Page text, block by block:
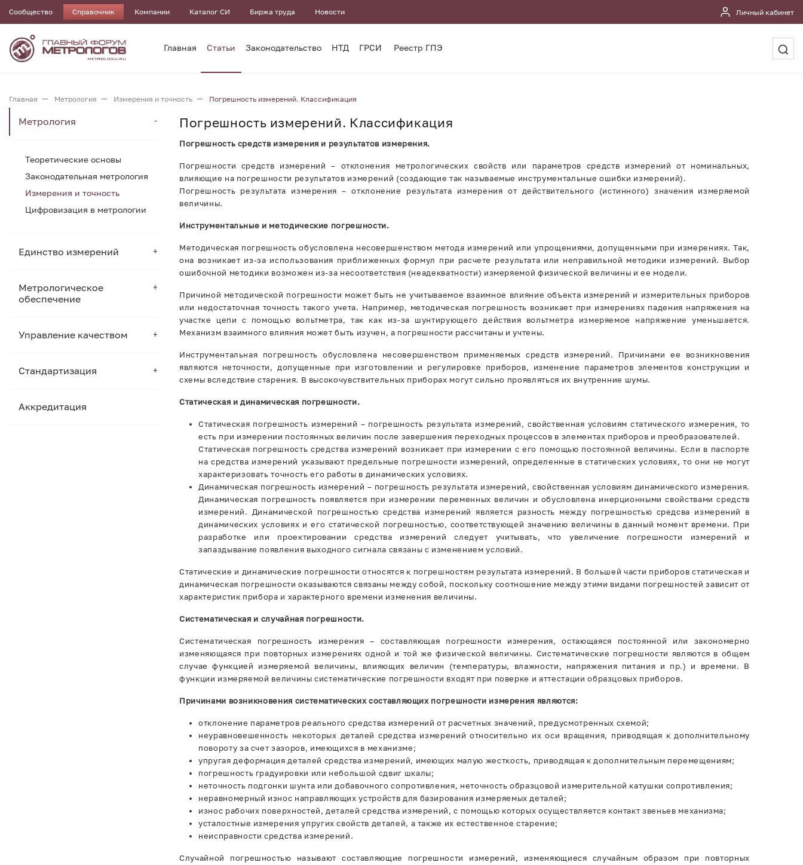
Сообщество Справочник Компании Каталог СИ Биржа труда Новости Личный кабинет
Главная Статьи Законодательство НТД ГРСИ Реестр ГПЭ
Главная Метрология Измерения и точность Погрешность измерений. Классификация
Метрология
Теоретические основы
Законодательная метрология
Измерения и точность
Цифровизация в метрологии
Единство измерений
Метрологическое
обеспечение
Управление качеством
Стандартизация
Аккредитация
Погрешность измерений. Классификация
Погрешность средств измерения и результатов измерения.
Погрешности средств измерений – отклонения метрологических свойств или параметров средств измерений от номинальных,
влияющие на погрешности результатов измерений (создающие так называемые инструментальные ошибки измерений).
Погрешность результата измерения – отклонение результата измерения от действительного (истинного) значения измеряемой
величины.
Инструментальные и методические погрешности.
Методическая погрешность обусловлена несовершенством метода измерений или упрощениями, допущенными при измерениях. Так,
она возникает из-за использования приближенных формул при расчете результата или неправильной методики измерений. Выбор
ошибочной методики возможен из-за несоответствия (неадекватности) измеряемой физической величины и ее модели.
Причиной методической погрешности может быть не учитываемое взаимное влияние объекта измерений и измерительных приборов
или недостаточная точность такого учета. Например, методическая погрешность возникает при измерениях падения напряжения на
участке цепи с помощью вольтметра, так как из-за шунтирующего действия вольтметра измеряемое напряжение уменьшается.
Механизм взаимного влияния может быть изучен, а погрешности рассчитаны и учтены.
Инструментальная погрешность обусловлена несовершенством применяемых средств измерений. Причинами ее возникновения
являются неточности, допущенные при изготовлении и регулировке приборов, изменение параметров элементов конструкции и
схемы вследствие старения. В высокочувствительных приборах могут сильно проявляться их внутренние шумы.
Статическая и динамическая погрешности.
Статическая погрешность измерений – погрешность результата измерений, свойственная условиям статического измерения, то
есть при измерении постоянных величин после завершения переходных процессов в элементах приборов и преобразователей.
Статическая погрешность средства измерений возникает при измерении с его помощью постоянной величины. Если в паспорте
на средства измерений указывают предельные погрешности измерений, определенные в статических условиях, то они не могут
характеризовать точность его работы в динамических условиях.
Динамическая погрешность измерений – погрешность результата измерений, свойственная условиям динамического измерения.
Динамическая погрешность появляется при измерении переменных величин и обусловлена инерционными свойствами средств
измерений. Динамической погрешностью средства измерений является разность между погрешностью средсва измерений в
динамических условиях и его статической погрешностью, соответствующей значению величины в данный момент времени. При
разработке или проектировании средства измерений следует учитывать, что увеличение погрешности измерений и
запаздывание появления выходного сигнала связаны с изменением условий.
Статические и динамические погрешности относятся к погрешностям результата измерений. В большей части приборов статическая и
динамическая погрешности оказываются связаны между собой, поскольку соотношение между этими видами погрешностей зависит от
характеристик прибора и характерного времени изменения величины.
Систематическая и случайная погрешности.
Систематическая погрешность измерения – составляющая погрешности измерения, остающаяся постоянной или закономерно
изменяющаяся при повторных измерениях одной и той же физической величины. Систематические погрешности являются в общем
случае функцией измеряемой величины, влияющих величин (температуры, влажности, напряжения питания и пр.) и времени. В
функции измеряемой величины систематические погрешности входят при поверке и аттестации образцовых приборов.
Причинами возникновения систематических составляющих погрешности измерения являются:
отклонение параметров реального средства измерений от расчетных значений, предусмотренных схемой;
неуравновешенность некоторых деталей средства измерений относительно их оси вращения, приводящая к дополнительному
повороту за счет зазоров, имеющихся в механизме;
упругая деформация деталей средства измерений, имеющих малую жесткость, приводящая к дополнительным перемещениям;
погрешность градуировки или небольшой сдвиг шкалы;
неточность подгонки шунта или добавочного сопротивления, неточность образцовой измерительной катушки сопротивления;
неравномерный износ направляющих устройств для базирования измеряемых деталей;
износ рабочих поверхностей, деталей средства измерений, с помощью которых осуществляется контакт звеньев механизма;
усталостные измерения упругих свойств деталей, а также их естественное старение;
неисправности средства измерений.
Случайной погрешностью называют составляющие погрешности измерений, изменяющиеся случайным образом при повторных